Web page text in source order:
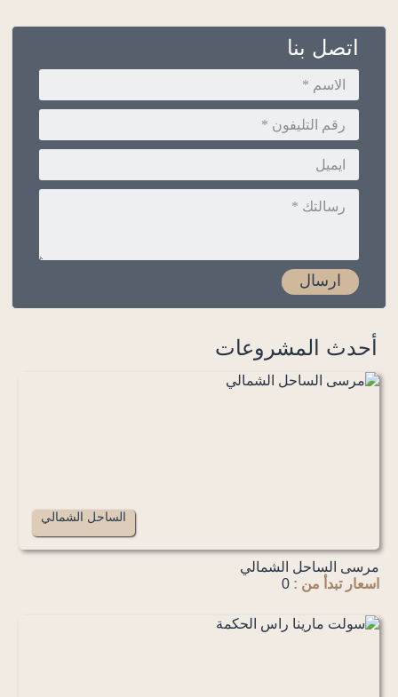
اتصل بنا
أحدث المشروعات
الساحل الشمالي
مرسى الساحل الشمالي
اسعار تبدأ من : 0